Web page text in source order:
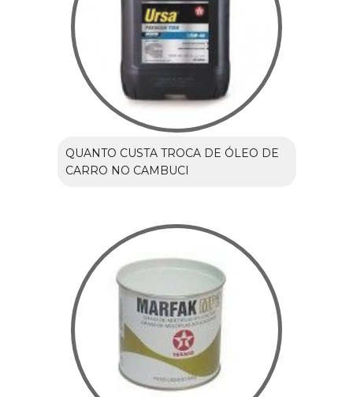
QUANTO CUSTA TROCA DE ÓLEO DE
CARRO NO CAMBUCI